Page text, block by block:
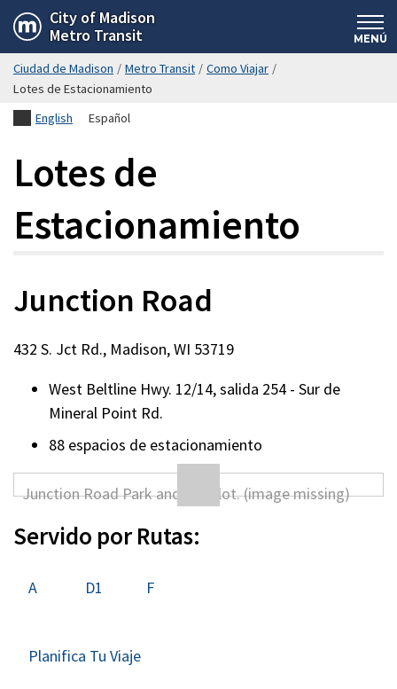
Saltar
hasta
el
contenido
principal
City of Madison
Metro Transit
MENÚ
Ciudad de Madison / Metro Transit / Como Viajar /
Lotes de Estacionamiento
English
Español
Lotes de
Estacionamiento
Junction Road
432 S. Jct Rd., Madison, WI 53719
West Beltline Hwy. 12/14, salida 254 - Sur de
Mineral Point Rd.
88 espacios de estacionamiento
Servido por Rutas:
A D1 F
Planifica Tu Viaje